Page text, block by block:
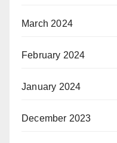
March 2024
February 2024
January 2024
December 2023